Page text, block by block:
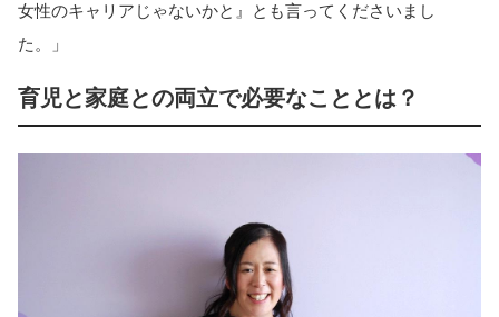
女性のキャリアじゃないかと』とも言ってくださいまし
た。」
育児と家庭との両立で必要なこととは？